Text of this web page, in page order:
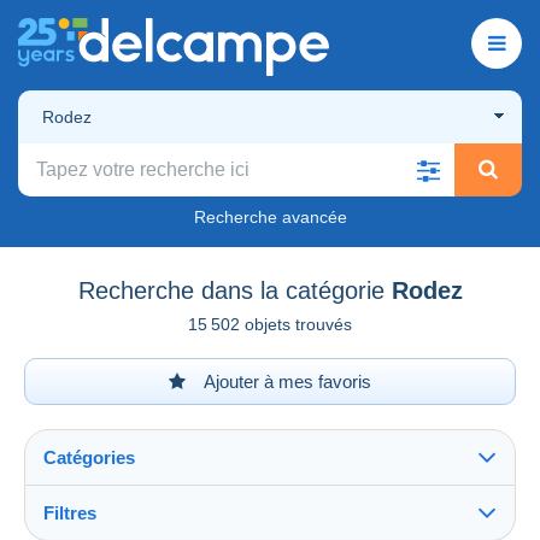
Rodez
Recherche avancée
Recherche dans la catégorie Rodez
15 502 objets trouvés
Ajouter à mes favoris
Catégories
Filtres